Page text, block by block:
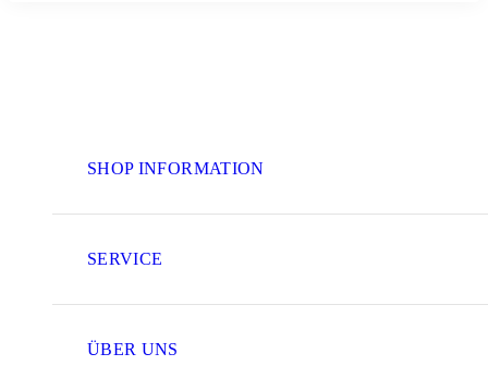
SHOP INFORMATION
SERVICE
ÜBER UNS